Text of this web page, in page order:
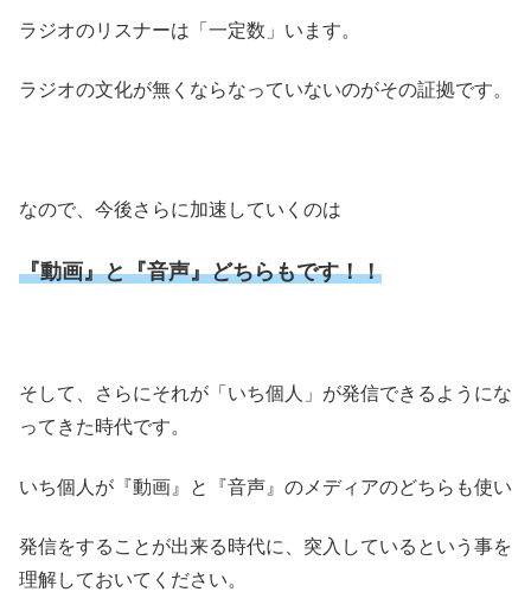
ラジオのリスナーは「一定数」います。
ラジオの文化が無くならなっていないのがその証拠です。
なので、今後さらに加速していくのは
『動画』と『音声』どちらもです！！
そして、さらにそれが「いち個人」が発信できるようにな
ってきた時代です。
いち個人が『動画』と『音声』のメディアのどちらも使い
発信をすることが出来る時代に、突入しているという事を
理解しておいてください。